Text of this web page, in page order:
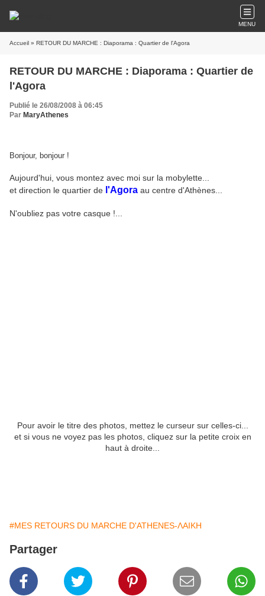
MENU
Accueil » RETOUR DU MARCHE : Diaporama : Quartier de l'Agora
RETOUR DU MARCHE : Diaporama : Quartier de
l'Agora
Publié le 26/08/2008 à 06:45
Par MaryAthenes
Bonjour, bonjour !
Aujourd'hui, vous montez avec moi sur la mobylette...
et direction le quartier de l'Agora au centre d'Athènes...
N'oubliez pas votre casque !...
Pour avoir le titre des photos, mettez le curseur sur celles-ci...
et si vous ne voyez pas les photos, cliquez sur la petite croix en
haut à droite...
#MES RETOURS DU MARCHE D'ATHENES-ΛΑΙΚΗ
Partager